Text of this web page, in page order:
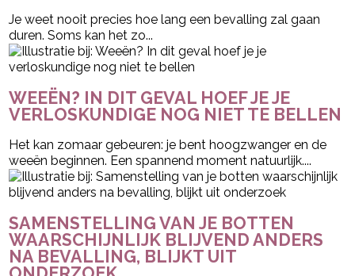
Je weet nooit precies hoe lang een bevalling zal gaan
duren. Soms kan het zo...
WEEËN? IN DIT GEVAL HOEF JE JE
VERLOSKUNDIGE NOG NIET TE BELLEN
Het kan zomaar gebeuren: je bent hoogzwanger en de
weeën beginnen. Een spannend moment natuurlijk....
SAMENSTELLING VAN JE BOTTEN
WAARSCHIJNLIJK BLIJVEND ANDERS
NA BEVALLING, BLIJKT UIT